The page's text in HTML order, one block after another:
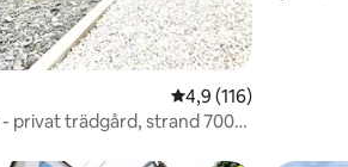
betyg, 276 omdömen
4,9 av 5 i
4,9 (116)
- privat trädgård, strand 700